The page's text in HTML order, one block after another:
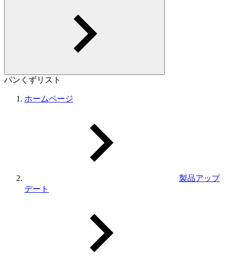
パンくずリスト
ホームページ
製品アップ
デート